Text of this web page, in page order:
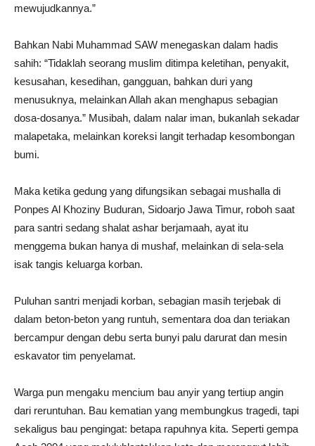
mewujudkannya.”
Bahkan Nabi Muhammad SAW menegaskan dalam hadis
sahih: “Tidaklah seorang muslim ditimpa keletihan, penyakit,
kesusahan, kesedihan, gangguan, bahkan duri yang
menusuknya, melainkan Allah akan menghapus sebagian
dosa-dosanya.” Musibah, dalam nalar iman, bukanlah sekadar
malapetaka, melainkan koreksi langit terhadap kesombongan
bumi.
Maka ketika gedung yang difungsikan sebagai mushalla di
Ponpes Al Khoziny Buduran, Sidoarjo Jawa Timur, roboh saat
para santri sedang shalat ashar berjamaah, ayat itu
menggema bukan hanya di mushaf, melainkan di sela-sela
isak tangis keluarga korban.
Puluhan santri menjadi korban, sebagian masih terjebak di
dalam beton-beton yang runtuh, sementara doa dan teriakan
bercampur dengan debu serta bunyi palu darurat dan mesin
eskavator tim penyelamat.
Warga pun mengaku mencium bau anyir yang tertiup angin
dari reruntuhan. Bau kematian yang membungkus tragedi, tapi
sekaligus bau pengingat: betapa rapuhnya kita. Seperti gempa